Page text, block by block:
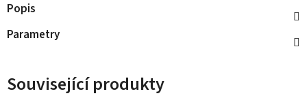
Popis
Parametry
Související produkty